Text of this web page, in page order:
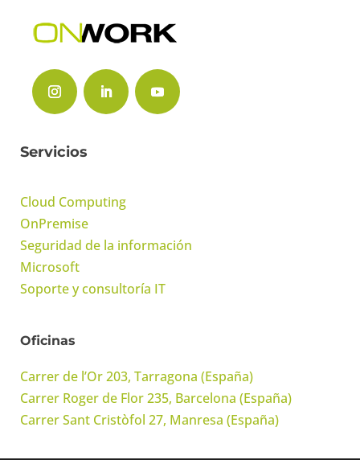
Servicios
Cloud Computing
OnPremise
Seguridad de la información
Microsoft
Soporte y consultoría IT
Oficinas
Carrer de l’Or 203, Tarragona (España)
Carrer Roger de Flor 235, Barcelona (España)
Carrer Sant Cristòfol 27, Manresa (España)